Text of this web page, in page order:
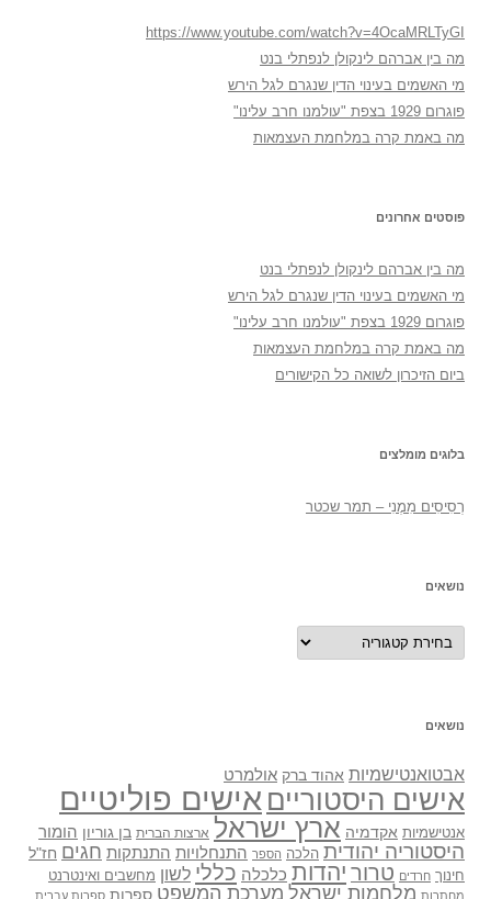
https://www.youtube.com/watch?v=4OcaMRLTyGI
מה בין אברהם לינקולן לנפתלי בנט
מי האשמים בעינוי הדין שנגרם לגל הירש
פוגרום 1929 בצפת "עולמנו חרב עלינו"
מה באמת קרה במלחמת העצמאות
פוסטים אחרונים
מה בין אברהם לינקולן לנפתלי בנט
מי האשמים בעינוי הדין שנגרם לגל הירש
פוגרום 1929 בצפת "עולמנו חרב עלינו"
מה באמת קרה במלחמת העצמאות
ביום הזיכרון לשואה כל הקישורים
בלוגים מומלצים
רְסִיסִים מִמֶנִי – תמר שכטר
נושאים
נושאים
נושאים
אבטואנטישמיות אהוד ברק אולמרט
אישים היסטוריים אישים פוליטיים
אנטישמיות אקדמיה ארץ ישראל ארצות הברית בן גוריון הומור
היסטוריה יהודית הלכה הספר התנחלויות התנתקות חגים חז"ל
חינוך חרדים טרור יהדות כלכלה כללי לשון מחשבים ואינטרנט
מחתרות מלחמות ישראל מערכת המשפט ספרות ספרות עברית